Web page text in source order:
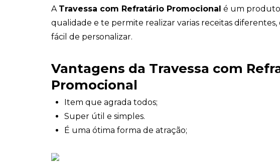
A Travessa com Refratário Promocional é um
qualidade e te permite realizar varias receitas diferentes,
fácil de personalizar.
Vantagens da Travessa com
Promocional
Item que agrada todos;
Super útil e simples.
É uma ótima forma de atração;